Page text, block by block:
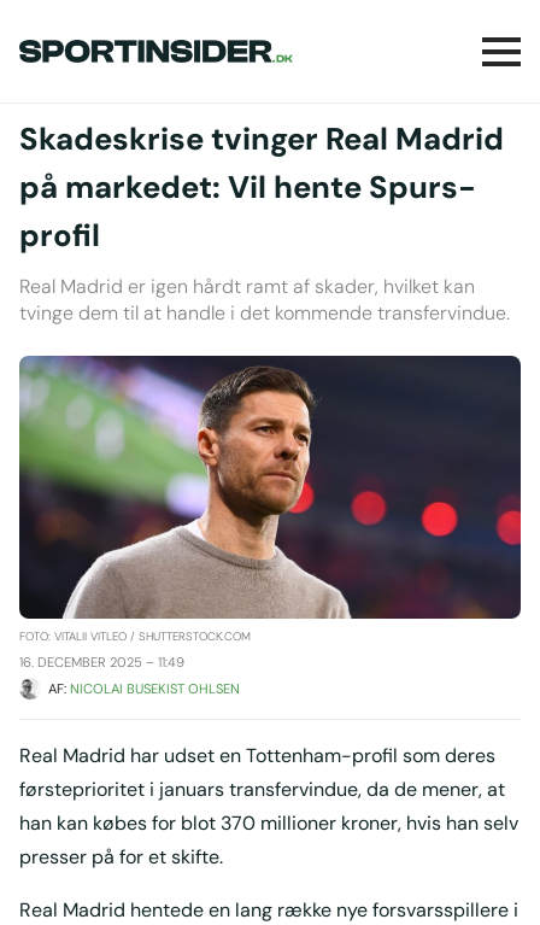
Skadeskrise tvinger Real Madrid
på markedet: Vil hente Spurs-
profil
Real Madrid er igen hårdt ramt af skader, hvilket kan
tvinge dem til at handle i det kommende transfervindue.
FOTO: VITALII VITLEO / SHUTTERSTOCK.COM
16. DECEMBER 2025 – 11:49
AF: NICOLAI BUSEKIST OHLSEN
Real Madrid har udset en Tottenham-profil som deres
førsteprioritet i januars transfervindue, da de mener, at
han kan købes for blot 370 millioner kroner, hvis han selv
presser på for et skifte.
Real Madrid hentede en lang række nye forsvarsspillere i